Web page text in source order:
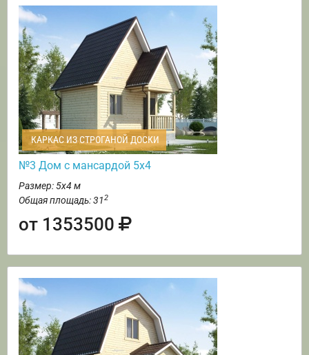
КАРКАС ИЗ СТРОГАНОЙ ДОСКИ
№3 Дом с мансардой 5х4
Размер: 5х4 м
Общая площадь: 312
от 1353500